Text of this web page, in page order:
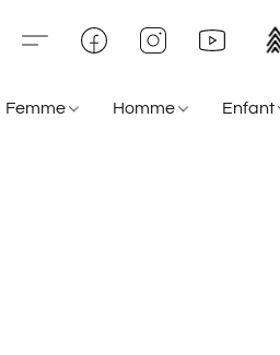
Femme Homme Enfant